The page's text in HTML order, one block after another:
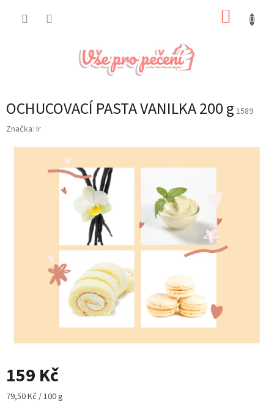
OCHUCOVACÍ PASTA VANILKA 200 g 1589
Značka: Ir
159 Kč
Měrná
79,50 Kč / 100 g